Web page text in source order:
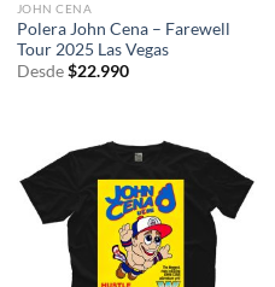
JOHN CENA
Polera John Cena – Farewell
Tour 2025 Las Vegas
Desde $22.990